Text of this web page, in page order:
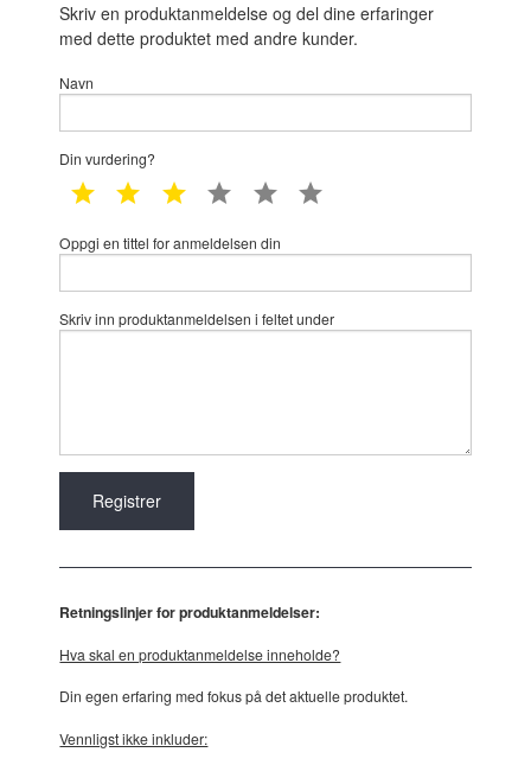
Skriv en produktanmeldelse og del dine erfaringer
med dette produktet med andre kunder.
Navn
Din vurdering?
1 star 2 star 3 star 4 star 5 star
Oppgi en tittel for anmeldelsen din
Skriv inn produktanmeldelsen i feltet under
Retningslinjer for produktanmeldelser:
Hva skal en produktanmeldelse inneholde?
Din egen erfaring med fokus på det aktuelle produktet.
Vennligst ikke inkluder: